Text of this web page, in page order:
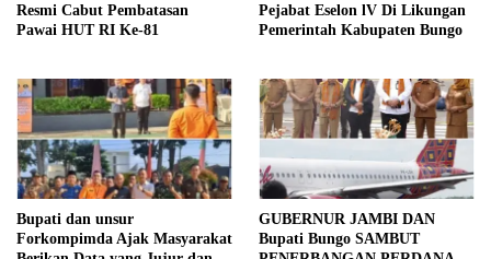
Resmi Cabut Pembatasan
Pawai HUT RI Ke-81
Pejabat Eselon lV Di Likungan
Pemerintah Kabupaten Bungo
Bupati dan unsur
Forkompimda Ajak Masyarakat
GUBERNUR JAMBI DAN
Bupati Bungo SAMBUT